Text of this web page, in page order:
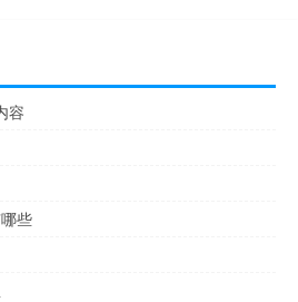
容
些